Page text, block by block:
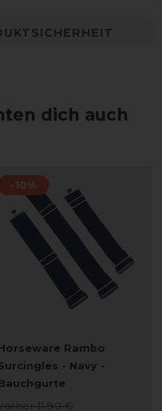
dich auch
-10%
Rambo
- Navy -
11,90 €